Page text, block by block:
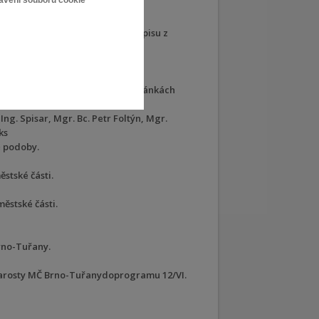
pořádku.
se starosta nevyjádřil k dopisu z
Tuřany .
na internetových stránkách
Spisar, Mgr. Bc. Petr Foltýn, Mgr.
části.
části.
Tuřany.
MČ Brno-Tuřanydoprogramu 12/VI.